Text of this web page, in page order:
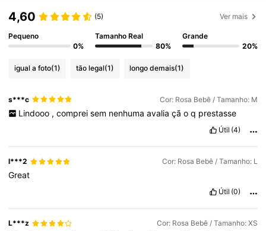
4,60 (5) Ver mais
Pequeno
0%
Tamanho Real
80%
Grande
20%
igual a foto(1) tão legal(1) longo demais(1)
s***c Cor: Rosa Bebê / Tamanho: M
Lindooo , comprei sem nenhuma avalia çã o q prestasse
Útil (4)
l***2 Cor: Rosa Bebê / Tamanho: L
Great
Útil (0)
L***z Cor: Rosa Bebê / Tamanho: XS